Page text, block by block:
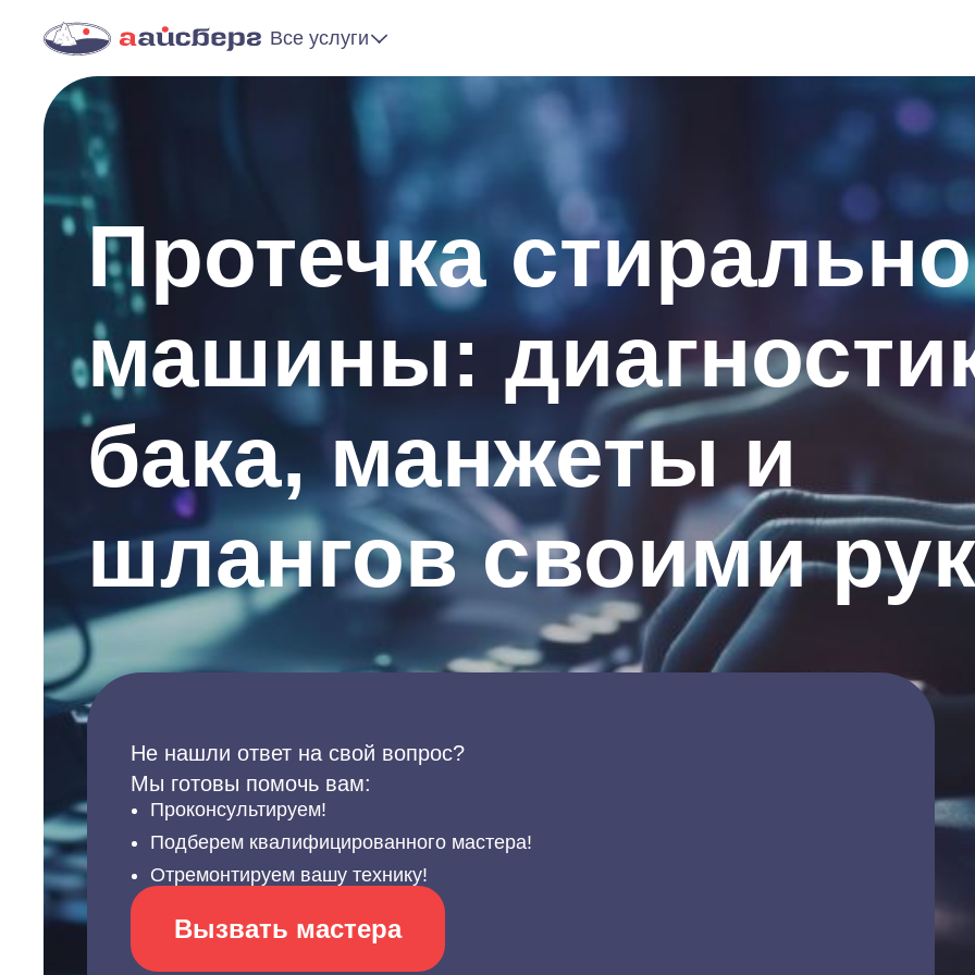
Все услуги
Протечка
машины:
бака, манжеты и
шлангов своими
Не нашли ответ на свой вопрос?
Мы готовы помочь вам:
Проконсультируем!
Подберем квалифицированного мастера!
Отремонтируем вашу технику!
Вызвать мастера